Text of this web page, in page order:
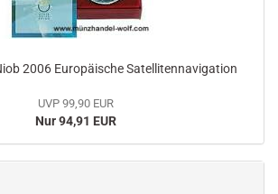
2006 Europäische Satellitennavigation
UVP 99,90 EUR
Nur 94,91 EUR